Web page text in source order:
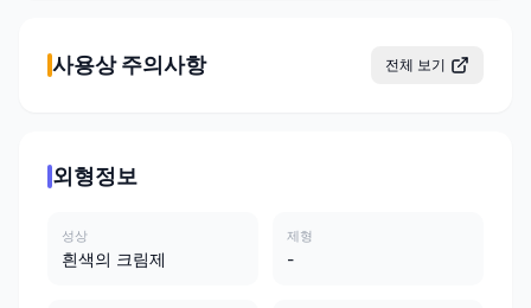
사용상 주의사항 전체 보기
외형정보
성상
흰색의 크림제
제형
-